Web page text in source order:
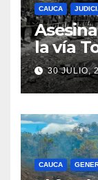
CAUCA
la vía
30 JULIO,
CAUCA